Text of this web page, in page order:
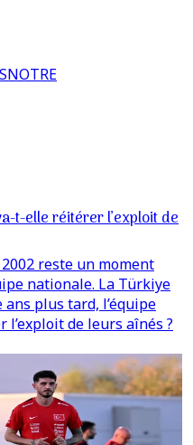
NOTRE
t-elle réitérer l’exploit de
2002 reste un moment
nationale. La Türkiye
ans plus tard, l’équipe
de leurs aînés ?